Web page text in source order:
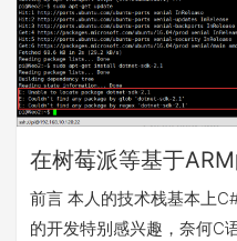
前言 本人的技术栈基本上
的开发特别感兴趣，奈何C